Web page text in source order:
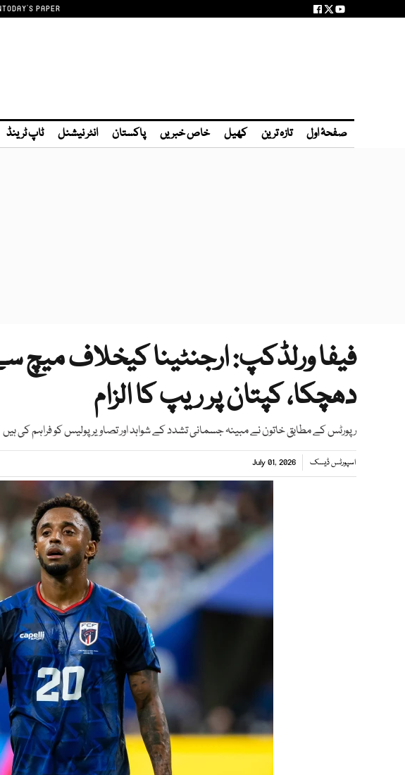
TODAY'S PAPER
صفحۂ اول تازہ ترین کھیل خاص خبریں پاکستان انٹر نیشنل ٹاپ ٹرینڈ
فیفا ورلڈکپ: ارجنٹینا کیخلاف
دھچکا، کپتان پر ریپ کا الزام
رپورٹس کے مطابق خاتون نے مبینہ جسمانی تشدد کے شواہد اور تصاویر پولیس کو فراہم کی ہیں
اسپورٹس ڈیسک July 01, 2026